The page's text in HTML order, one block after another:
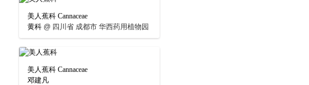
美人蕉科 Cannaceae
黄科 @ 四川省 成都市 华西药用植物园
美人蕉科 Cannaceae
邓建凡